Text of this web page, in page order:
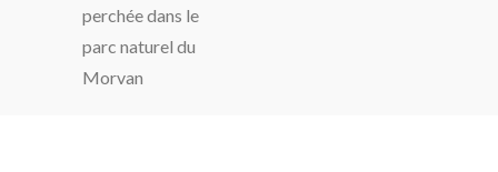
perchée dans le
parc naturel du
Morvan